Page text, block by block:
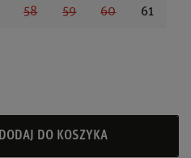
58 59 60 61
DODAJ DO KOSZYKA